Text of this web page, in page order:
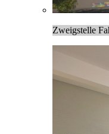
Zweigstelle